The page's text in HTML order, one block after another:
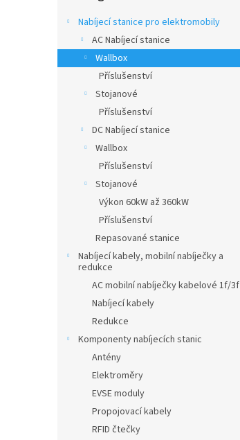
Nabíjecí stanice pro elektromobily
AC Nabíjecí stanice
Wallbox
Příslušenství
Stojanové
Příslušenství
DC Nabíjecí stanice
Wallbox
Příslušenství
Stojanové
Výkon 60kW až 360kW
Příslušenství
Repasované stanice
Nabíjecí kabely, mobilní nabíječky a
redukce
AC mobilní nabíječky kabelové 1f/3f
Nabíjecí kabely
Redukce
Komponenty nabíjecích stanic
Antény
Elektroměry
EVSE moduly
Propojovací kabely
RFID čtečky